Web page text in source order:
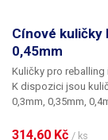
Cínové kuličky
0,45mm
Kuličky pro
K dispozici jsou
0,3mm, 0,35mm,
BGA mřížky pro
314,60 Kč / ks